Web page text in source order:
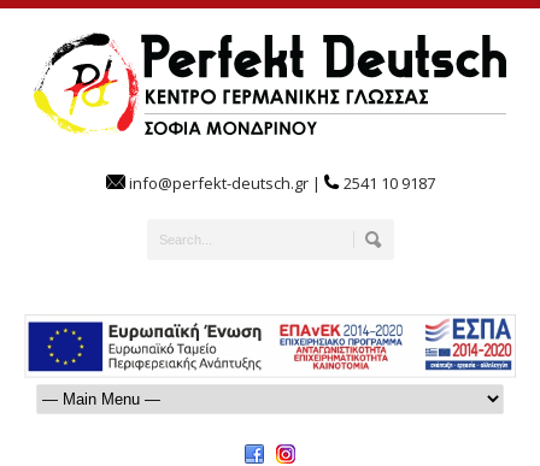
info@perfekt-deutsch.gr | 2541 10 9187